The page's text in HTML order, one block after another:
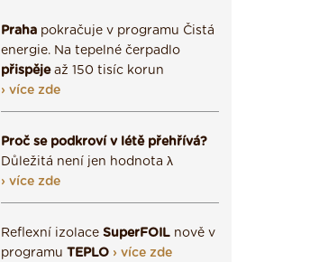
Praha pokračuje v programu Čistá
energie. Na tepelné čerpadlo
přispějeaž 150 tisíc korun
› více zde
Proč se podkroví v létě přehřívá?
Důležitá není jen hodnota λ
› více zde
Reflexní izolace SuperFOIL nově v
programu TEPLO › více zde